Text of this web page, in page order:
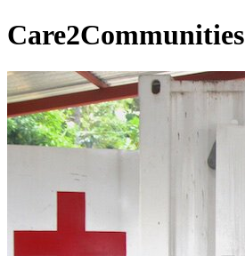
Care2Communities